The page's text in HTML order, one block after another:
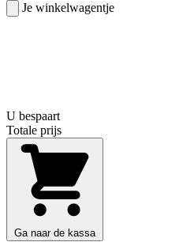
Je winkelwagentje
U bespaart
Totale prijs
Ga naar de kassa